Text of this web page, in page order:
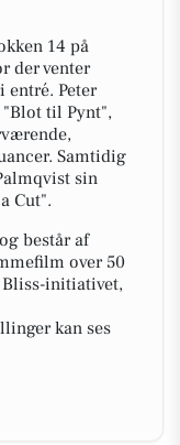
14 på
der venter
entré. Peter
til Pynt",
Samtidig
sin
Cut".
består af
over 50
Bliss-initiativet,
kan ses